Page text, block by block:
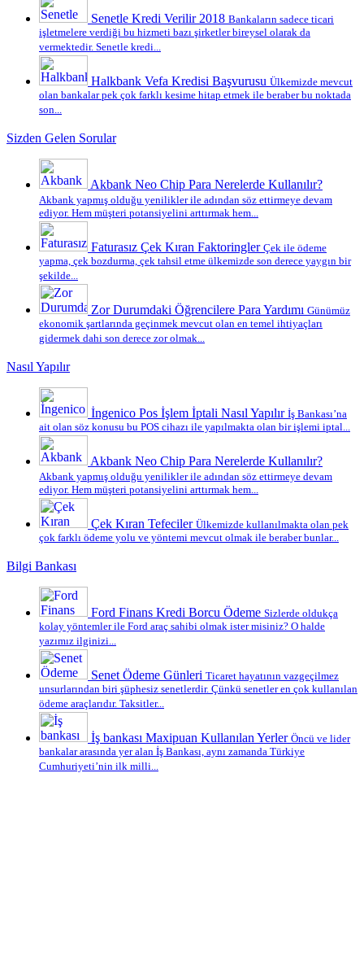
Senetle Kredi Verilir 2018 Bankaların sadece ticari
işletmelere verdiği bu hizmeti bazı şirketler bireysel olarak da
vermektedir. Senetle kredi...
Halkbank Vefa Kredisi Başvurusu Ülkemizde mevcut
olan bankalar pek çok farklı kesime hitap etmek ile beraber bu noktada
son...
Sizden Gelen Sorular
Akbank Neo Chip Para Nerelerde Kullanılır?
Akbank yapmış olduğu yenilikler ile adından söz ettirmeye devam
ediyor. Hem müşteri potansiyelini arttırmak hem...
Faturasız Çek Kıran Faktoringler Çek ile ödeme
yapma, çek bozdurma, çek tahsil etme ülkemizde son derece yaygın bir
şekilde...
Zor Durumdaki Öğrencilere Para Yardımı Günümüz
ekonomik şartlarında geçinmek mevcut olan en temel ihtiyaçları
gidermek dahi son derece zor olmak...
Nasıl Yapılır
İngenico Pos İşlem İptali Nasıl Yapılır İş Bankası’na
ait olan söz konusu bu POS cihazı ile yapılmakta olan bir işlemi iptal...
Akbank Neo Chip Para Nerelerde Kullanılır?
Akbank yapmış olduğu yenilikler ile adından söz ettirmeye devam
ediyor. Hem müşteri potansiyelini arttırmak hem...
Çek Kıran Tefeciler Ülkemizde kullanılmakta olan pek
çok farklı ödeme yolu ve yöntemi mevcut olmak ile beraber bunlar...
Bilgi Bankası
Ford Finans Kredi Borcu Ödeme Sizlerde oldukça
kolay yöntemler ile Ford araç sahibi olmak ister misiniz? O halde
yazımız ilginizi...
Senet Ödeme Günleri Ticaret hayatının vazgeçilmez
unsurlarından biri şüphesiz senetlerdir. Çünkü senetler en çok kullanılan
ödeme araçlarıdır. Taksitler...
İş bankası Maxipuan Kullanılan Yerler Öncü ve lider
bankalar arasında yer alan İş Bankası, aynı zamanda Türkiye
Cumhuriyeti’nin ilk milli...